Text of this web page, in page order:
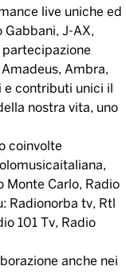
live uniche ed
Gabbani, J-AX,
partecipazione
Ambra,
e contributi unici il
nostra vita, uno
coinvolte
Monte Carlo, Radio
Radionorba tv, Rtl
101 Tv, Radio
anche nei